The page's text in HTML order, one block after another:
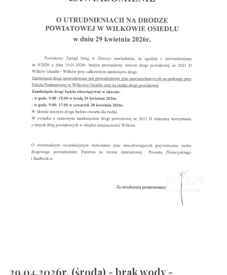
29.04.2026r. (środa) - brak wody -